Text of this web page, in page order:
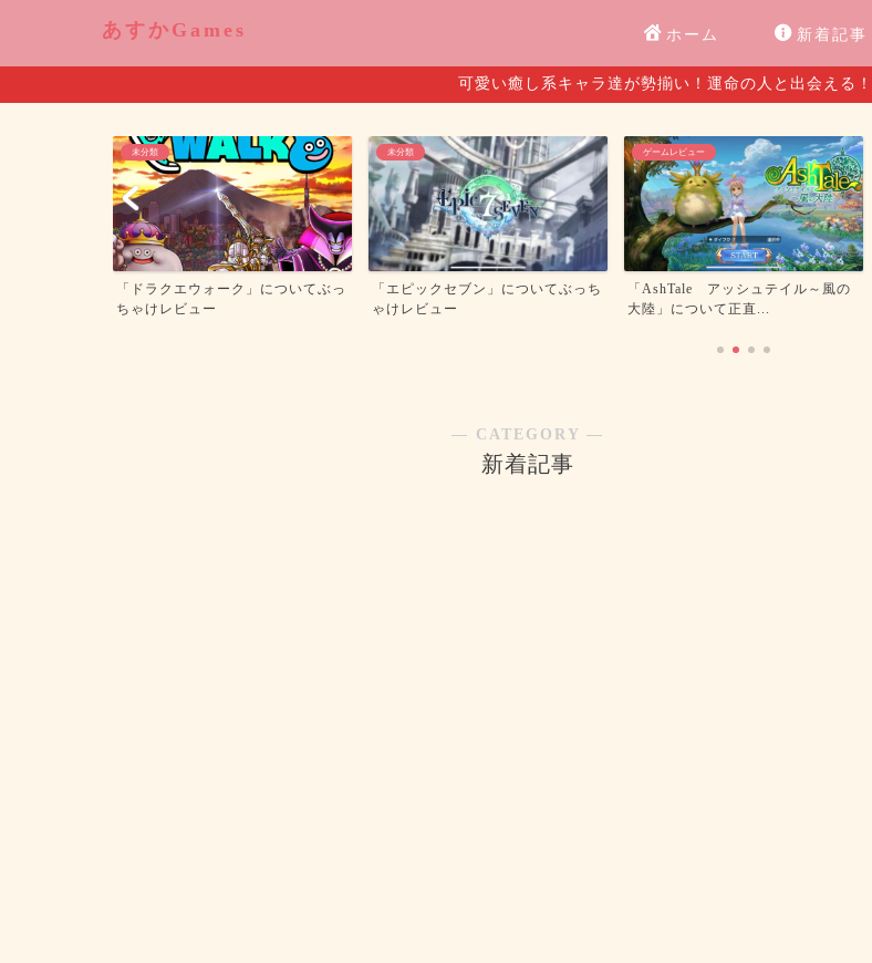
あすかGames ホーム 新着記事
可愛い癒し系キャラ達が勢揃い！運命の人と出会える！
未分類
「ドラクエウォーク」についてぶっ
ちゃけレビュー
未分類
「エピックセブン」についてぶっち
ゃけレビュー
ゲームレビュー
「AshTale アッシュテイル～風の
大陸」について正直...
― CATEGORY ―
新着記事